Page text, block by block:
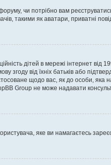
чи потрібно вам
такими як аватари, приватні
дітей в мережі інтернет від
від їхніх батьків або
щодо вас, як до особи, яка
Group не може надавати
яке ви намагаєтесь